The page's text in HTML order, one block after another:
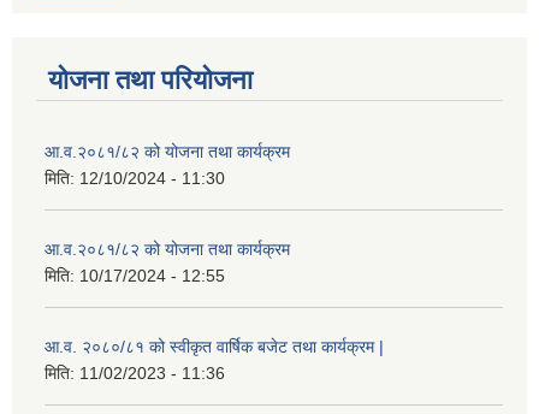
योजना तथा परियोजना
आ.व.२०८१/८२ को योजना तथा कार्यक्रम
मिति: 12/10/2024 - 11:30
आ.व.२०८१/८२ को योजना तथा कार्यक्रम
मिति: 10/17/2024 - 12:55
आ.व. २०८०/८१ को स्वीकृत वार्षिक बजेट तथा कार्यक्रम |
मिति: 11/02/2023 - 11:36